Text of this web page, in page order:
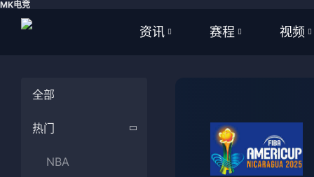
MK电竞
资讯 赛程
篮球
NBA
视频
篮球视
全部
热门
NBA